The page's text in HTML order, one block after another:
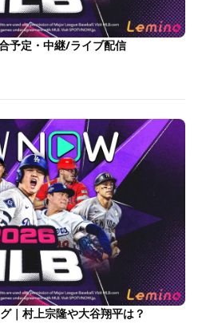
予定・中継/ライブ配信
｜村上宗隆や大谷翔平は？